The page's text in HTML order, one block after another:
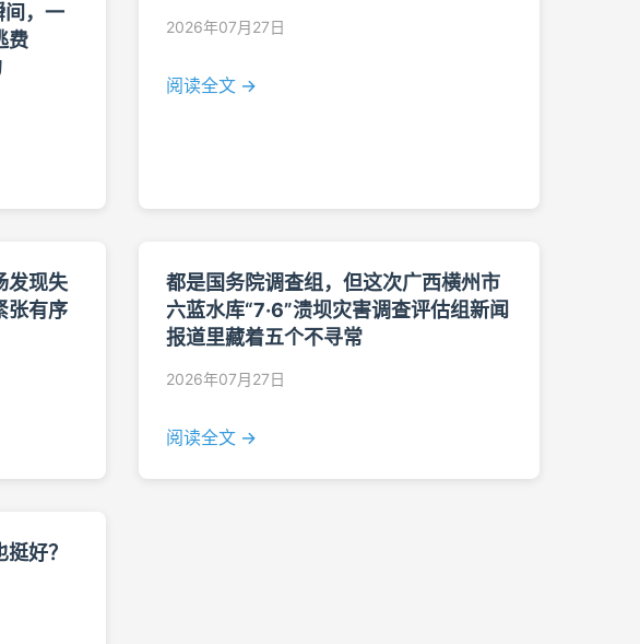
，一
费
2026年07月27日
阅读全文 →
发现失
张有序
都是国务院调查组，但这次广西横州市
六蓝水库“7·6”溃坝灾害调查评估组新闻
报道里藏着五个不寻常
2026年07月27日
阅读全文 →
好？